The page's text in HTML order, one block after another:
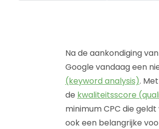
Na de aankondiging
Google vandaag een
(keyword analysis).
de kwaliteitsscore
minimum CPC die
ook een belangrijke